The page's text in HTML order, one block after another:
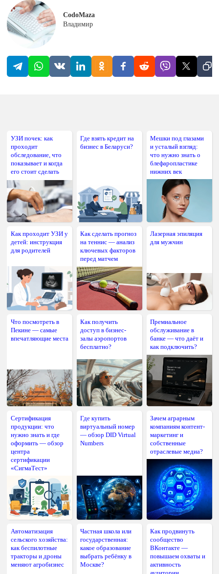
CodoMaza
Владимир
УЗИ почек: как
проходит
обследование, что
показывает и когда
его стоит сделать
Где взять кредит на
бизнес в Беларуси?
Мешки под глазами
и усталый взгляд:
что нужно знать о
блефаропластике
нижних век
Как проходит УЗИ у
детей: инструкция
для родителей
Как сделать прогноз
на теннис — анализ
ключевых факторов
перед матчем
Лазерная эпиляция
для мужчин
Что посмотреть в
Пекине — самые
впечатляющие места
Как получить
доступ в бизнес-
залы аэропортов
бесплатно?
Премиальное
обслуживание в
банке — что даёт и
как подключить?
Сертификация
продукции: что
нужно знать и где
оформить — обзор
центра
сертификации
«СигмаТест»
Где купить
виртуальный номер
— обзор DID Virtual
Numbers
Зачем аграрным
компаниям контент-
маркетинг и
собственные
отраслевые медиа?
Автоматизация
сельского хозяйства:
как беспилотные
тракторы и дроны
меняют агробизнес
Частная школа или
государственная:
какое образование
выбрать ребёнку в
Москве?
Как продвинуть
сообщество
ВКонтакте —
повышаем охваты и
активность